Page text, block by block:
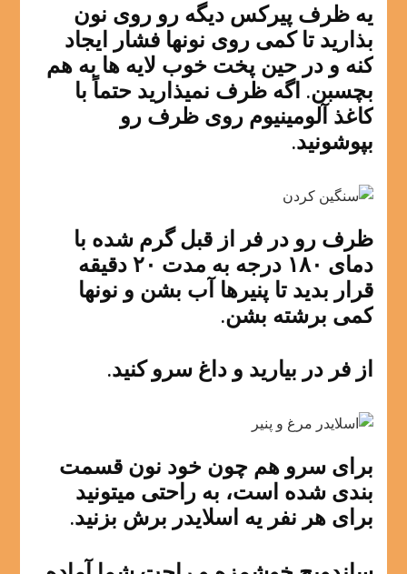
یه ظرف پیرکس دیگه رو روی نون
بذارید تا کمی روی نونها فشار ایجاد
کنه و در حین پخت خوب لایه ها به هم
بچسبن. اگه ظرف نمیذارید حتماً با
کاغذ آلومینیوم روی ظرف رو
بپوشونید.
ظرف رو در فر از قبل گرم شده با
دمای ۱۸۰ درجه به مدت ۲۰ دقیقه
قرار بدید تا پنیرها آب بشن و نونها
کمی برشته بشن.
از فر در بیارید و داغ سرو کنید.
برای سرو هم چون خود نون قسمت
بندی شده است، به راحتی میتونید
برای هر نفر یه اسلایدر برش بزنید.